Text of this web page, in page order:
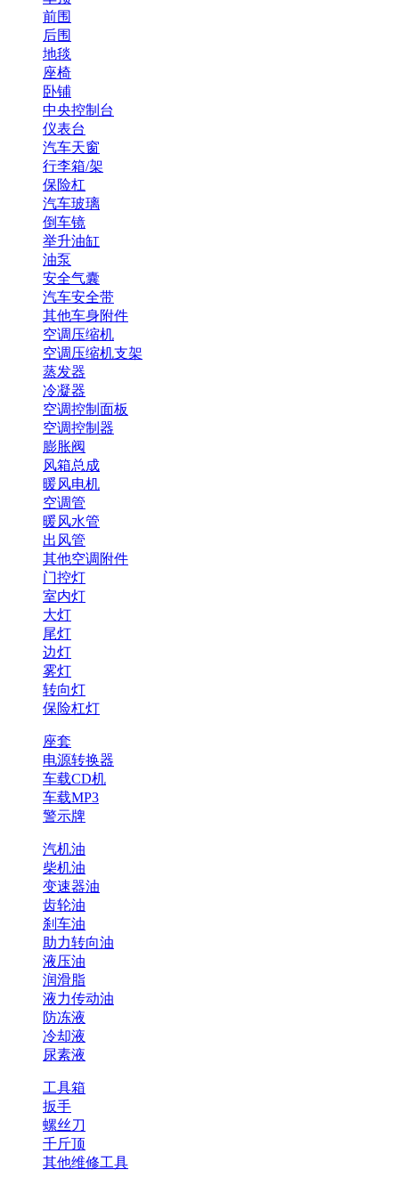
前围
后围
地毯
座椅
卧铺
中央控制台
仪表台
汽车天窗
行李箱/架
保险杠
汽车玻璃
倒车镜
举升油缸
油泵
安全气囊
汽车安全带
其他车身附件
空调压缩机
空调压缩机支架
蒸发器
冷凝器
空调控制面板
空调控制器
膨胀阀
风箱总成
暖风电机
空调管
暖风水管
出风管
其他空调附件
门控灯
室内灯
大灯
尾灯
边灯
雾灯
转向灯
保险杠灯
座套
电源转换器
车载CD机
车载MP3
警示牌
汽机油
柴机油
变速器油
齿轮油
刹车油
助力转向油
液压油
润滑脂
液力传动油
防冻液
冷却液
尿素液
工具箱
扳手
螺丝刀
千斤顶
其他维修工具